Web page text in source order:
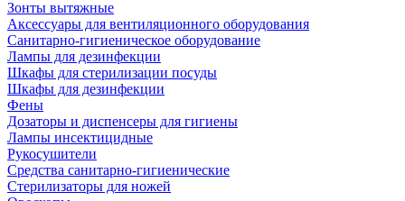
Зонты вытяжные
Аксессуары для вентиляционного оборудования
Санитарно-гигиеническое оборудование
Лампы для дезинфекции
Шкафы для стерилизации посуды
Шкафы для дезинфекции
Фены
Дозаторы и диспенсеры для гигиены
Лампы инсектицидные
Рукосушители
Средства санитарно-гигиенические
Стерилизаторы для ножей